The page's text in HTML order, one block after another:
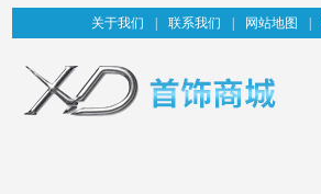
关于我们 联系我们 网站地图